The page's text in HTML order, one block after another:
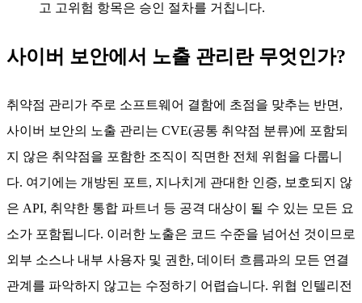
고 고위험 항목은 승인 절차를 거칩니다.
사이버 보안에서 노출 관리란 무엇인가?
취약점 관리가 주로 소프트웨어 결함에 초점을 맞추는 반면,
사이버 보안의 노출 관리는 CVE(공통 취약점 분류)에 포함되
지 않은 취약점을 포함한 조직이 직면한 전체 위험을 다룹니
다. 여기에는 개방된 포트, 지나치게 관대한 인증, 보호되지 않
은 API, 취약한 통합 파트너 등 공격 대상이 될 수 있는 모든 요
소가 포함됩니다. 이러한 노출은 코드 수준을 넘어선 것이므로
외부 소스나 내부 사용자 및 권한, 데이터 흐름과의 모든 연결
관계를 파악하지 않고는 수정하기 어렵습니다. 위협 인텔리전